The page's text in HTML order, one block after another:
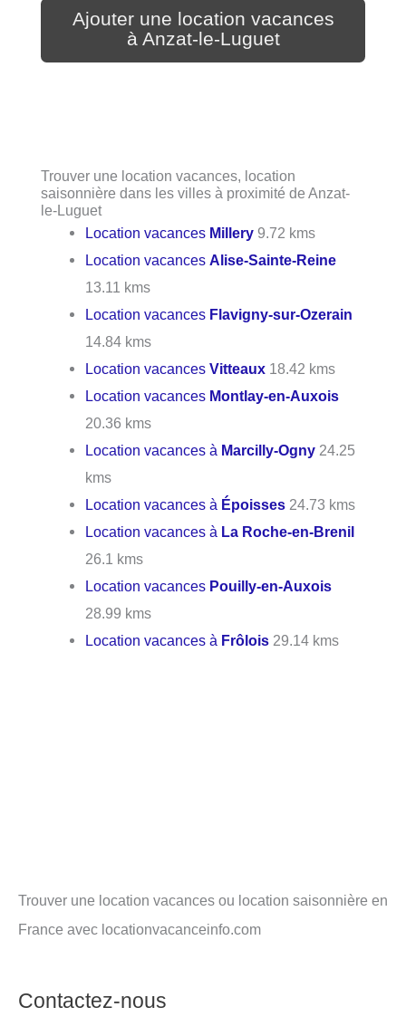
Ajouter une location vacances
à Anzat-le-Luguet
Trouver une location vacances, location
saisonnière dans les villes à proximité de Anzat-
le-Luguet
Location vacances Millery 9.72 kms
Location vacancesAlise-Sainte-Reine
13.11 kms
Location vacances Flavigny-sur-Ozerain
14.84 kms
Location vacancesVitteaux 18.42 kms
Location vacances Montlay-en-Auxois
20.36 kms
Location vacances à Marcilly-Ogny 24.25
kms
Location vacances à Époisses 24.73 kms
Location vacances à La Roche-en-Brenil
26.1 kms
Location vacances Pouilly-en-Auxois
28.99 kms
Location vacances à Frôlois 29.14 kms
Trouver une location vacances ou location saisonnière en
France avec locationvacanceinfo.com
Contactez-nous